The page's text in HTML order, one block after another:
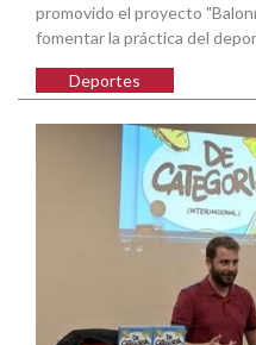
promovido el proyecto
fomentar la práctica del
Deportes